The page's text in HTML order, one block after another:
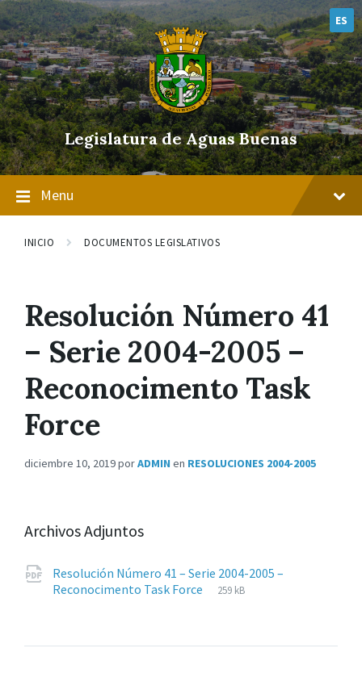
Skip
to
content
Skip
to
main
navigation
Skip
to
footer
ES
Legislatura de Aguas Buenas
Menu
INICIO DOCUMENTOS LEGISLATIVOS
Resolución Número 41
– Serie 2004-2005 –
Reconocimento Task
Force
diciembre 10, 2019porADMIN en RESOLUCIONES 2004-2005
Archivos Adjuntos
Resolución Número 41 – Serie 2004-2005 –
Reconocimento Task Force
Extensiones
pdf
Tamaño
259 kB